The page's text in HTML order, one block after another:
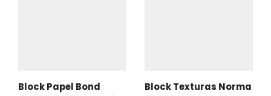
Block Papel Bond
Block Texturas Norma